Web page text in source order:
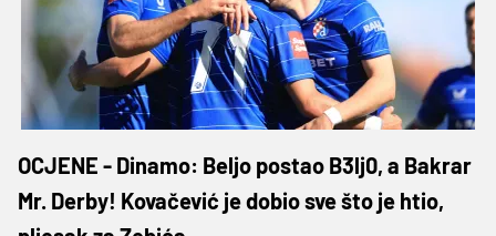
OCJENE - Dinamo: Beljo postao B3lj0, a Bakrar
Mr. Derby! Kovačević je dobio sve što je htio,